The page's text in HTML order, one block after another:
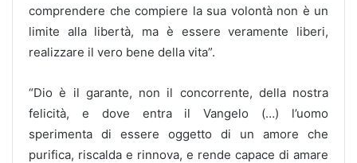
comprendere che compiere la sua volontà non è un
limite alla libertà, ma è essere veramente liberi,
realizzare il vero bene della vita”.
“Dio è il garante, non il concorrente, della nostra
felicità, e dove entra il Vangelo (…) l’uomo
sperimenta di essere oggetto di un amore che
purifica, riscalda e rinnova, e rende capace di amare